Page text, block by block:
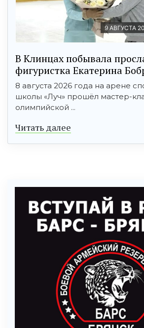
9 АВГУСТА
В Клинцах побывала
фигуристка Екатерина
8 августа 2026 года на арене
школы «Луч» прошёл мастер-
олимпийской ...
Читать далее